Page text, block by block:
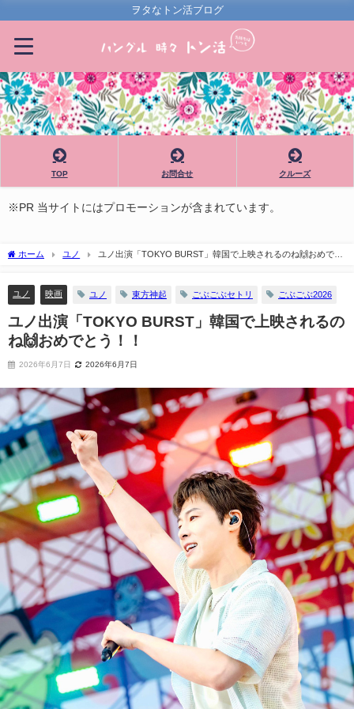
ヲタなトン活ブログ
TOP お問合せ クルーズ
※PR 当サイトにはプロモーションが含まれています。
ホーム ユノ
ユノ出演「TOKYO BURST」韓国で上映されるのね🙌おめでと
ユノ 映画 ユノ 東方神起 ごぶごぶセトリ ごぶごぶ2026
ユノ出演「TOKYO BURST」韓国で上映されるの
ね🙌おめでとう！！
2026年6月7日 2026年6月7日